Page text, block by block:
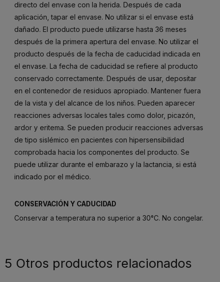
directo del envase con la herida. Después de cada
aplicación, tapar el envase. No utilizar si el envase está
dañado. El producto puede utilizarse hasta 36 meses
después de la primera apertura del envase. No utilizar el
producto después de la fecha de caducidad indicada en
el envase. La fecha de caducidad se refiere al producto
conservado correctamente. Después de usar, depositar
en el contenedor de residuos apropiado. Mantener fuera
de la vista y del alcance de los niños. Pueden aparecer
reacciones adversas locales tales como dolor, picazón,
ardor y eritema. Se pueden producir reacciones adversas
de tipo sislémico en pacientes con hipersensibilidad
comprobada hacia los componentes del producto. Se
puede utilizar durante el embarazo y la lactancia, si está
indicado por el médico.
CONSERVACIÓN Y CADUCIDAD
Conservar a temperatura no superior a 30°C. No congelar.
5 Otros productos relacionados